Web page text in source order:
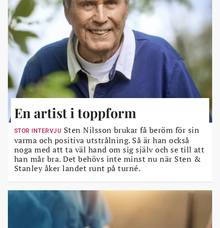
En artist i toppform
STOR INTERVJU Sten Nilsson brukar få beröm för sin
varma och positiva utstrålning. Så är han också
noga med att ta väl hand om sig själv och se till att
han mår bra. Det behövs inte minst nu när Sten &
Stanley åker landet runt på turné.